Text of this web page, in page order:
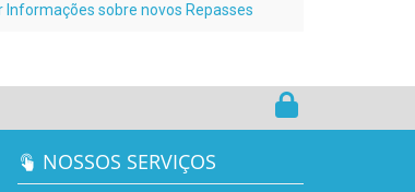
Informações sobre novos Repasses
NOSSOS SERVIÇOS